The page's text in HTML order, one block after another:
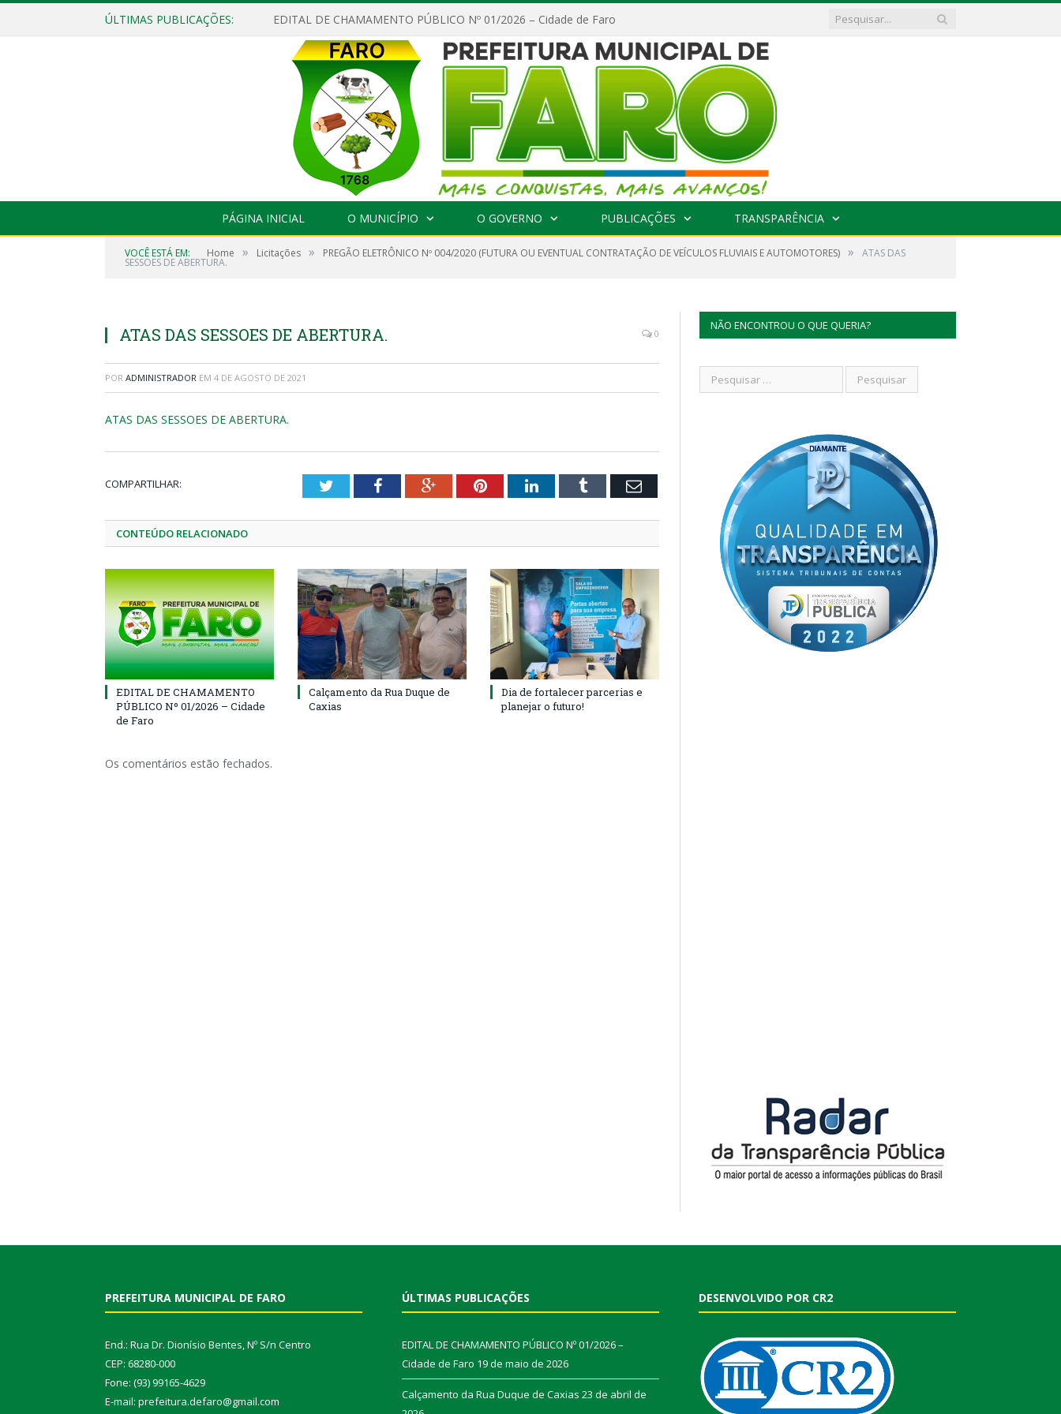
ÚLTIMAS PUBLICAÇÕES: EDITAL DE CHAMAMENTO PÚBLICO Nº 01/2026 – Cidade de Faro
PÁGINA INICIAL O MUNICÍPIO O GOVERNO PUBLICAÇÕES TRANSPARÊNCIA
VOCÊ ESTÁ EM: Home » Licitações » PREGÃO ELETRÔNICO Nº 004/2020 (FUTURA OU EVENTUAL CONTRATAÇÃO DE VEÍCULOS FLUVIAIS E AUTOMOTORES) » ATAS DAS
SESSOES DE ABERTURA.
ATAS DAS SESSOES DE ABERTURA. 0
POR ADMINISTRADOR EM 4 DE AGOSTO DE 2021
ATAS DAS SESSOES DE ABERTURA.
COMPARTILHAR: TwitterFacebookGoogle+PinterestLinkedInTumblr Email
CONTEÚDO RELACIONADO
EDITAL DE CHAMAMENTO
PÚBLICO Nº 01/2026 – Cidade
de Faro
Calçamento da Rua Duque de
Caxias
Dia de fortalecer parcerias e
planejar o futuro!
Os comentários estão fechados.
NÃO ENCONTROU O QUE QUERIA?
PREFEITURA MUNICIPAL DE FARO
End.: Rua Dr. Dionísio Bentes, Nº S/n Centro
CEP: 68280-000
Fone: (93) 99165-4629
E-mail: prefeitura.defaro@gmail.com
ÚLTIMAS PUBLICAÇÕES
EDITAL DE CHAMAMENTO PÚBLICO Nº 01/2026 –
Cidade de Faro 19 de maio de 2026
Calçamento da Rua Duque de Caxias 23 de abril de
DESENVOLVIDO POR CR2